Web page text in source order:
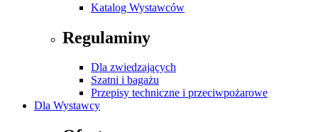
Katalog Wystawców
Regulaminy
Dla zwiedzających
Szatni i bagażu
Przepisy techniczne i przeciwpożarowe
Dla Wystawcy